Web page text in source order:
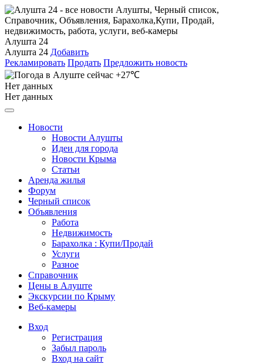
Алушта 24
Алушта 24 Добавить
Рекламировать Продать Предложить новость
+27℃
Нет данных
Нет данных
Новости
Новости Алушты
Идеи для города
Новости Крыма
Статьи
Аренда жилья
Форум
Черный список
Объявления
Работа
Недвижимость
Барахолка : Купи/Продай
Услуги
Разное
Справочник
Цены в Алуште
Экскурсии по Крыму
Веб-камеры
Вход
Регистрация
Забыл пароль
Вход на сайт